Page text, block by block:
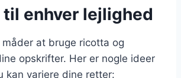
enhver lejlighed
måder at bruge ricotta og
opskrifter. Her er nogle ideer
kan variere dine retter: